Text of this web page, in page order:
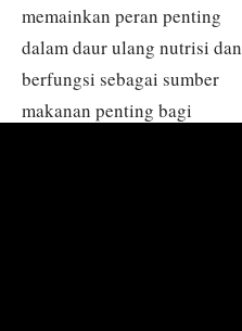
memainkan peran penting
dalam daur ulang nutrisi dan
berfungsi sebagai sumber
makanan penting bagi